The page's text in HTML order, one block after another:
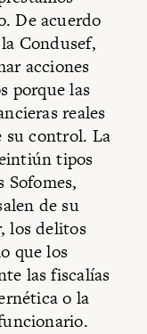
De acuerdo
Condusef,
acciones
porque las
reales
su control. La
tipos
Sofomes,
de su
los delitos
que los
las fiscalías
o la